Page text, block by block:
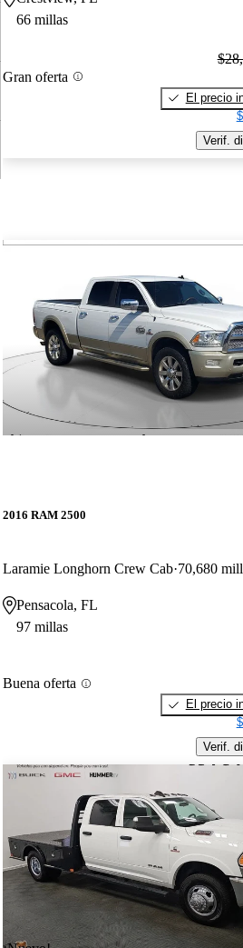
66 millas
Gran oferta
El precio
Verif.
2016 RAM 2500
Laramie Longhorn Crew Cab 70,680
Pensacola, FL
97 millas
Buena oferta
El precio
Verif.